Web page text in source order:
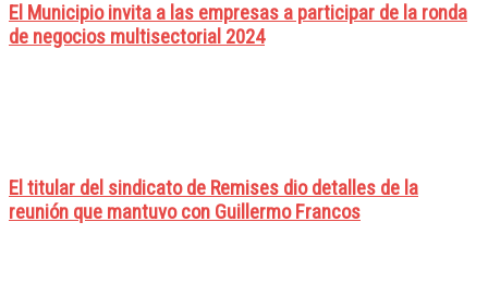
El Municipio invita a las empresas a participar de la ronda
de negocios multisectorial 2024
El titular del sindicato de Remises dio detalles de la
reunión que mantuvo con Guillermo Francos